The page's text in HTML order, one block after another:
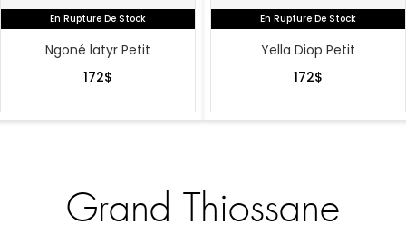
En Rupture De Stock
Ngoné latyr Petit
172$
En Rupture De Stock
Yella Diop Petit
172$
Grand Thiossane